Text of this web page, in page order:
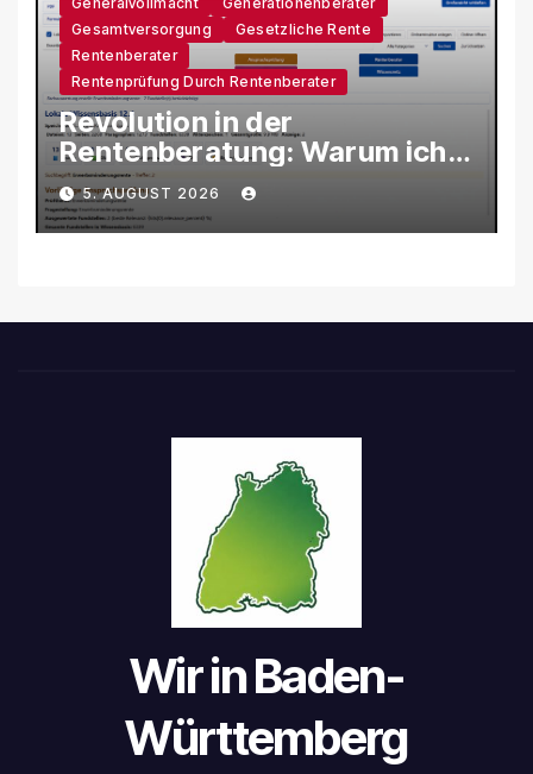
Gesamtversorgung
Gesetzliche Rente
Rentenberater
Rentenprüfung Durch Rentenberater
Revolution in der
Rentenberatung: Warum ich
eine eigene KI-Software
entwickle
5. AUGUST 2026
Wir in Baden-
Württemberg